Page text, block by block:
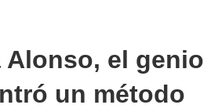
Alonso, el genio
un método